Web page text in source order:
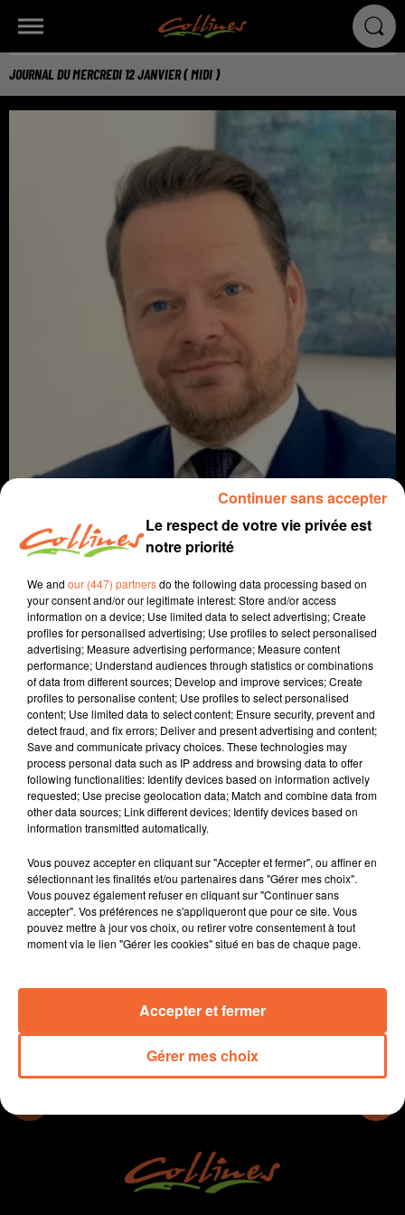
JOURNAL DU MERCREDI 12 JANVIER ( MIDI )
Infos
12 janvier 2022 - 14 min 37 sec
JOURNAL DU MERCREDI 12 JANVIER ( MIDI )
Patrice Bémanangy
L'info près de chez vous.
Un jeudi noir en perpective dans les écoles après
l'appel à la grève lancé par les syndicats enseignants.
Les parents sont invités à ne pas envoyer leurs
enfants à l'école.
pour les collectivités.
Bernard Paineau le maire de Thouars entend faire de
2022 une année d'action.
Le respect de votre vie privée est
notre priorité
We and our (447) partnersdo the following data processing based on
your consent and/or our legitimate interest: Store and/or access
information on a device; Use limited data to select advertising; Create
profiles for personalised advertising; Use profiles to select personalised
advertising; Measure advertising performance; Measure content
performance; Understand audiences through statistics or combinations
of data from different sources; Develop and improve services; Create
profiles to personalise content; Use profiles to select personalised
content; Use limited data to select content; Ensure security, prevent and
detect fraud, and fix errors; Deliver and present advertising and content;
Save and communicate privacy choices. These technologies may
process personal data such as IP address and browsing data to offer
following functionalities: Identify devices based on information actively
requested; Use precise geolocation data; Match and combine data from
other data sources; Link different devices; Identify devices based on
information transmitted automatically.
Vous pouvez accepter en cliquant sur "Accepter et fermer", ou affiner en
sélectionnant les finalités et/ou partenaires dans "Gérer mes choix".
Vous pouvez également refuser en cliquant sur "Continuer sans
accepter". Vos préférences ne s'appliqueront que pour ce site. Vous
pouvez mettre à jour vos choix, ou retirer votre consentement à tout
moment via le lien "Gérer les cookies" situé en bas de chaque page.
Gérer mes choix
Accepter et fermer
Continuer sans accepter